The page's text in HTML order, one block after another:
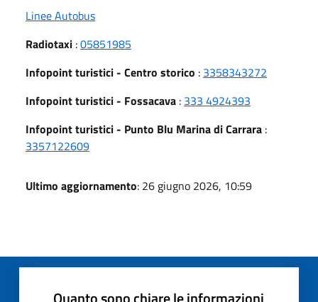
Linee Autobus
Radiotaxi :05851985
Infopoint turistici - Centro storico : 3358343272
Infopoint turistici - Fossacava : 333 4924393
Infopoint turistici - Punto Blu Marina di Carrara :
3357122609
Ultimo aggiornamento: 26 giugno 2026, 10:59